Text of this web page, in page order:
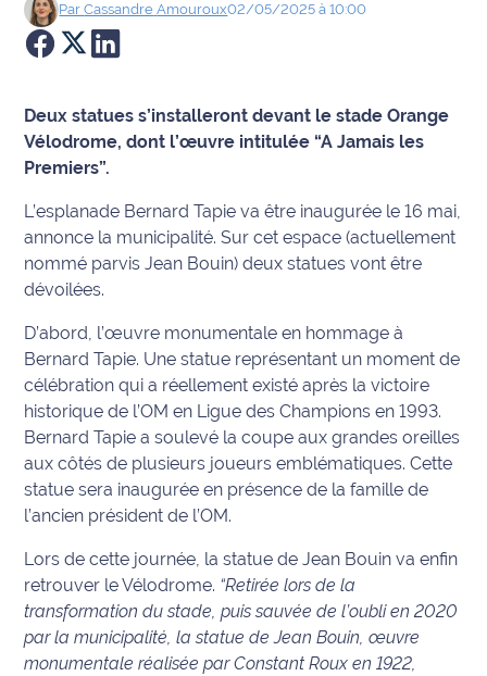
Culture
Éducation
Emploi
Environnement
Info
route
Justice
Loisirs
Météo
Politique
Social
Transport
ParCassandre Amouroux02/05/2025 à 10:00
Deux statues s’installeront devant le stade Orange
Vélodrome, dont l’œuvre intitulée “A Jamais les
Premiers”.
L’esplanade Bernard Tapie va être inaugurée le 16 mai,
annonce la municipalité. Sur cet espace (actuellement
nommé parvis Jean Bouin) deux statues vont être
dévoilées.
D’abord, l’œuvre monumentale en hommage à
Bernard Tapie. Une statue représentant un moment de
célébration qui a réellement existé après la victoire
historique de l’OM en Ligue des Champions en 1993.
Bernard Tapie a soulevé la coupe aux grandes oreilles
aux côtés de plusieurs joueurs emblématiques. Cette
statue sera inaugurée en présence de la famille de
l’ancien président de l’OM.
Lors de cette journée, la statue de Jean Bouin va enfin
retrouver le Vélodrome. “Retirée lors de la
transformation du stade, puis sauvée de l’oubli en 2020
par la municipalité, la statue de Jean Bouin, œuvre
monumentale réalisée par Constant Roux en 1922,